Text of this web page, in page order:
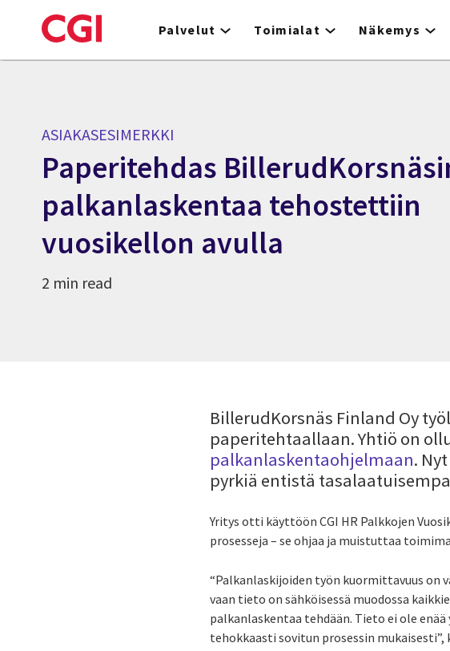
to
Palvelut Toimialat Näkemys
ASIAKASESIMERKKI
Paperitehdas
palkanlaskentaa tehostettiin
vuosikellon avulla
2 min read
BillerudKorsnäs Finland Oy
paperitehtaallaan. Yhtiö on
palkanlaskentaohjelmaan.
pyrkiä entistä
Yritys otti käyttöön CGI HR Palkkojen
prosesseja – se ohjaa ja muistuttaa
“Palkanlaskijoiden työn kuormittavuus on
vaan tieto on sähköisessä muodossa
palkanlaskentaa tehdään. Tieto ei ole
tehokkaasti sovitun prosessin